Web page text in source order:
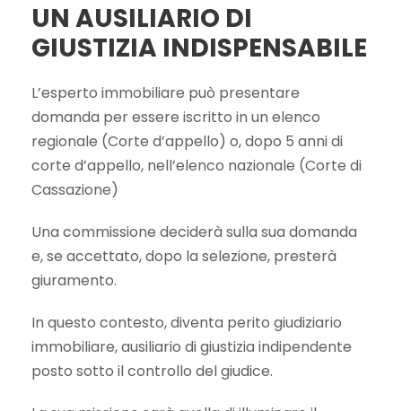
UN AUSILIARIO DI
GIUSTIZIA INDISPENSABILE
L’esperto immobiliare può presentare
domanda per essere iscritto in un elenco
regionale (Corte d’appello) o, dopo 5 anni di
corte d’appello, nell’elenco nazionale (Corte di
Cassazione)
Una commissione deciderà sulla sua domanda
e, se accettato, dopo la selezione, presterà
giuramento.
In questo contesto, diventa perito giudiziario
immobiliare, ausiliario di giustizia indipendente
posto sotto il controllo del giudice.